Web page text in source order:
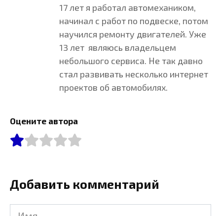
17 лет я работал автомехаником,
начинал с работ по подвеске, потом
научился ремонту двигателей. Уже
13 лет являюсь владельцем
небольшого сервиса. Не так давно
стал развивать несколько интернет
проектов об автомобилях.
Оцените автора
Добавить комментарий
Имя